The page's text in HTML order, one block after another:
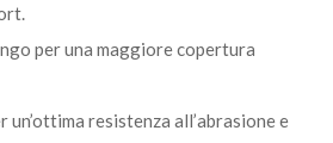
per una maggiore copertura
un’ottima resistenza all’abrasione e